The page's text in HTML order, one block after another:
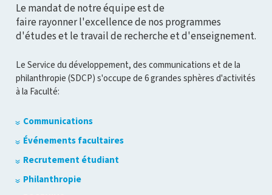
Le mandat de notre équipe est de
faire rayonner l'excellence de nos programmes
d'études et le travail de recherche et d'enseignement.
Le Service du développement, des communications et de la
philanthropie (SDCP) s'occupe de 6 grandes sphères d'activités
à la Faculté:
Communications
Événements facultaires
Recrutement étudiant
Philanthropie